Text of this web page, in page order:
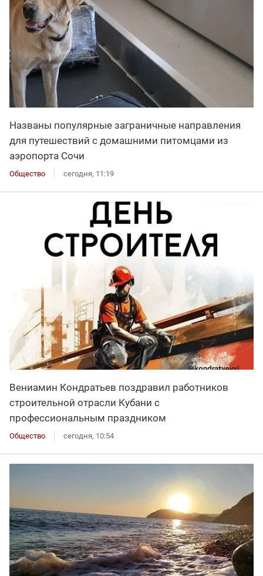
Названы популярные заграничные направления
для путешествий с домашними питомцами из
аэропорта Сочи
Общество сегодня, 11:19
Вениамин Кондратьев поздравил работников
строительной отрасли Кубани с
профессиональным праздником
Общество сегодня, 10:54